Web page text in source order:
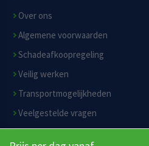
Over ons
Algemene voorwaarden
Schadeafkoopregeling
Veilig werken
Transportmogelijkheden
Veelgestelde vragen
Privacyverklaring